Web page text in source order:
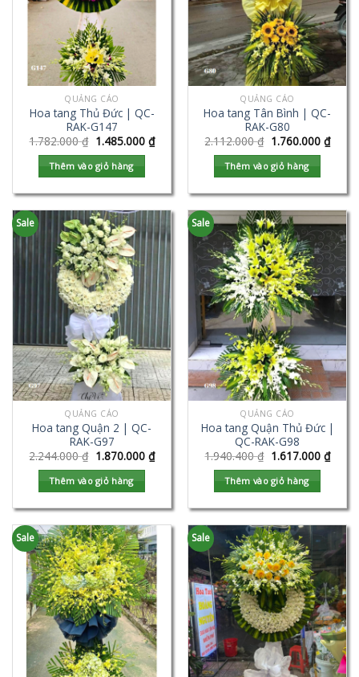
QUẢNG CÁO
Hoa tang Thủ Đức | QC-
RAK-G147
1.782.000₫ 1.485.000 ₫
Thêm vào giỏ hàng
QUẢNG CÁO
Hoa tang Tân Bình | QC-
RAK-G80
2.112.000₫ 1.760.000 ₫
Thêm vào giỏ hàng
Sale
QUẢNG CÁO
Hoa tang Quận 2 | QC-
RAK-G97
2.244.000₫ 1.870.000 ₫
Thêm vào giỏ hàng
Sale
QUẢNG CÁO
Hoa tang Quận Thủ Đức |
QC-RAK-G98
1.940.400₫ 1.617.000 ₫
Thêm vào giỏ hàng
Sale Sale